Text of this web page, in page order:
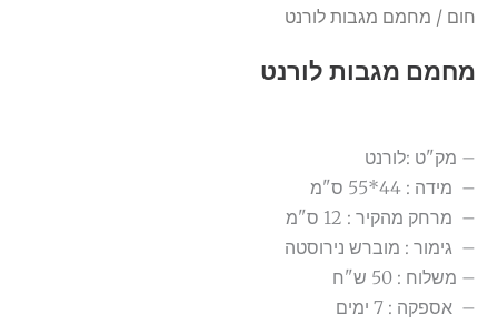
חום / מחמם מגבות לורנט
מחמם מגבות לורנט
– מק"ט :לורנט
– מידה : 44*55 ס"מ
– מרחק מהקיר : 12 ס"מ
– גימור : מוברש נירוסטה
– משלוח : 50 ש"ח
– אספקה : 7 ימים